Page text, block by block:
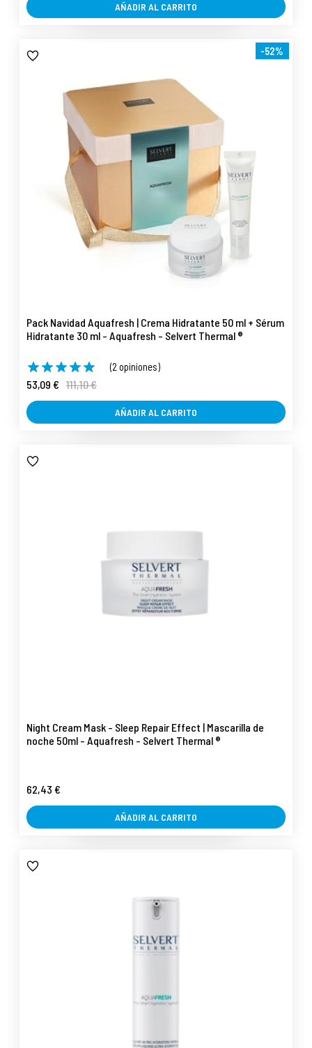
AÑADIR AL CARRITO
-52%
Pack Navidad Aquafresh | Crema Hidratante 50 ml + Sérum
Hidratante 30 ml - Aquafresh - Selvert Thermal ®
(2 opiniones)
53,09 € 111,10 €
AÑADIR AL CARRITO
Night Cream Mask - Sleep Repair Effect | Mascarilla de
noche 50ml - Aquafresh - Selvert Thermal ®
62,43 €
AÑADIR AL CARRITO